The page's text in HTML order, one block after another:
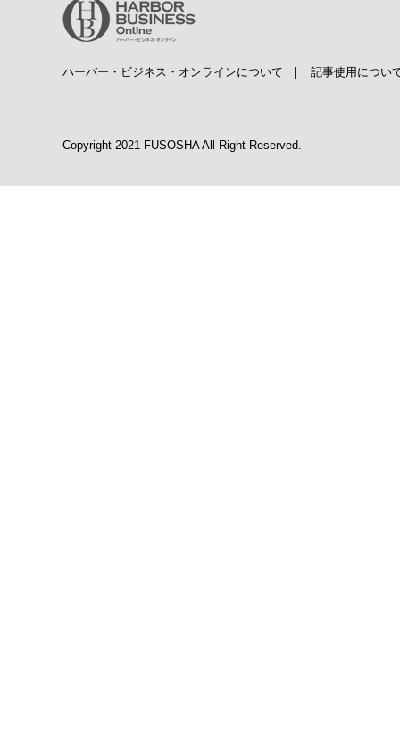
ハーバー・ビジネス・オンラインについて 記事使用につい
Copyright 2021 FUSOSHA All Right Reserved.